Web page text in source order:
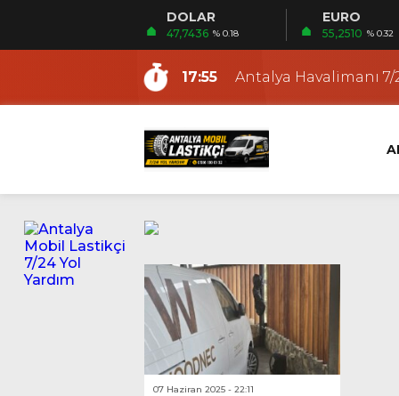
DOLAR
47,7436 % 0.18
EURO
55,2510 % 0.32
15:30
Antalya Gezici
9:48
Antalya En Yakın
17:55
Antalya Havalimanı
12:53
Fener Mobil Lastikçi |
12:19
Ermenek Mobil
12:12
Altıntaş Mobil
11:03
Güzeloba Mobil
15:53
Antalya Oto ve
15:30
Antalya Gezici
9:48
Antalya En Yakın
07 Haziran 2025 - 22:11